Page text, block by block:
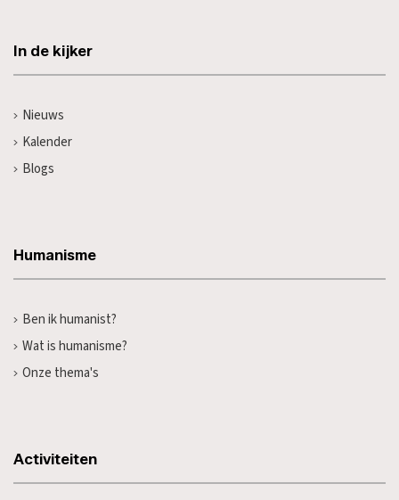
In de kijker
Nieuws
Kalender
Blogs
Humanisme
Ben ik humanist?
Wat is humanisme?
Onze thema's
Activiteiten